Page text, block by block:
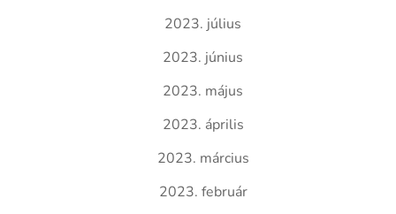
2023. július
2023. június
2023. május
2023. április
2023. március
2023. február